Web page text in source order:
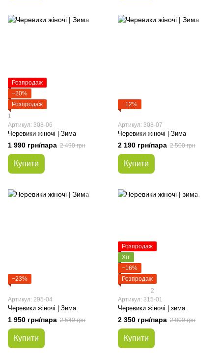
Розпродаж
−20%
Розпродаж
1
Артикул: 308-06
Черевики жіночі | Зима
1 990 грн/пара 2 490 грн
Купити
−12%
Артикул: 308-07
Черевики жіночі | Зима
2 190 грн/пара 2 500 грн
Купити
−23%
Артикул: 295-04
Черевики жіночі | Зима
1 950 грн/пара 2 540 грн
Купити
Розпродаж
Хіт
−16%
Розпродаж
2
Артикул: 315-01
Черевики жіночі | зима
2 350 грн/пара 2 800 грн
Купити